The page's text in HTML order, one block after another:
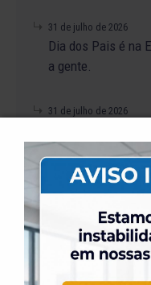
31 de julho de 2026
Dia dos Pais é na
a gente.
31 de julho de 2026
31 de julho de 2026
Alteração no
23 de julho de 2026
O Torneio de